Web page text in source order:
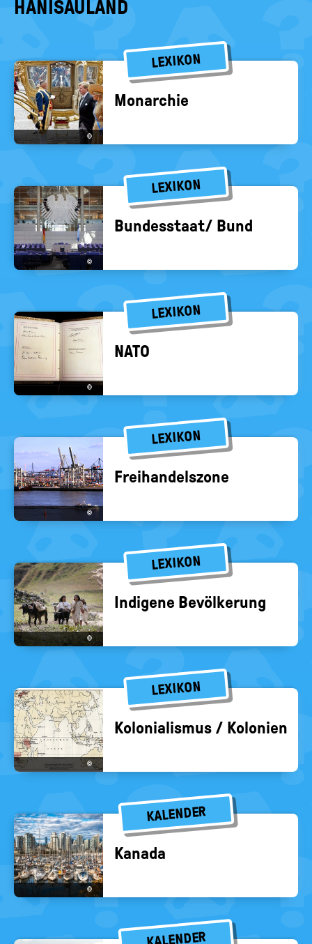
HANISAULAND
LEXIKON
©
Mon­ar­chie
LEXIKON
©
Bun­des­staat/ Bund
LEXIKON
©
NATO
LEXIKON
©
Frei­han­dels­zo­ne
LEXIKON
©
In­di­ge­ne Be­völ­ke­rung
LEXIKON
©
Ko­lo­nia­lis­mus / Ko­lo­nien
KALENDER
©
Ka­na­da
KALENDER